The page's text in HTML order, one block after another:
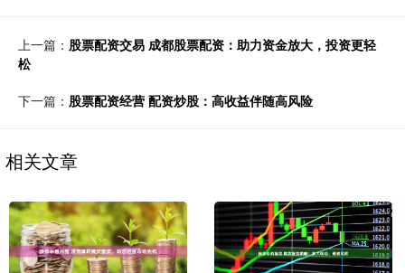
上一篇： 股票配资交易 成都股票配资：助力资金放大，投资更轻
松
下一篇： 股票配资经营 配资炒股：高收益伴随高风险
相关文章